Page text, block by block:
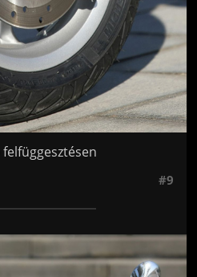
#9
kép!